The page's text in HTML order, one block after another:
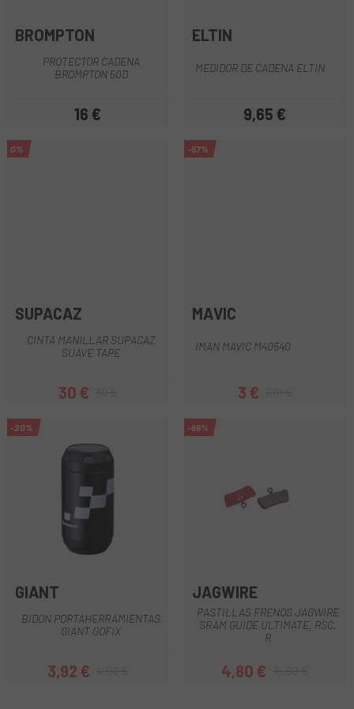
BROMPTON
PROTECTOR CADENA
BROMPTON 50D
Precio
16 €
ELTIN
MEDIDOR DE CADENA ELTIN
Precio
9,65 €
0%
SUPACAZ
CINTA MANILLAR SUPACAZ
SUAVE TAPE
Precio
30 €Precio regular
-57%
MAVIC
IMAN MAVIC M40540
3 €
-20%
GIANT
BIDON PORTAHERRAMIENTAS
GIANT GOFIX
Precio
3,92 €Precio regular
-69%
JAGWIRE
PASTILLAS FRENOS JAGWIRE
SRAM GUIDE ULTIMATE, RSC,
R
Precio
4,80 €Precio regular